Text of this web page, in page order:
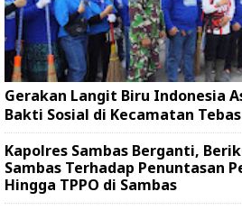
Gerakan Langit Biru Indonesia
Bakti Sosial di Kecamatan Tebas
Kapolres Sambas Berganti,
Sambas Terhadap Penuntasan
Hingga TPPO di Sambas